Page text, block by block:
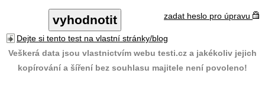
zadat heslo pro úpravu
Dejte si tento test na vlastní stránky/blog
Veškerá data jsou vlastnictvím webu testi.cz a jakékoliv jejich
kopírování a šíření bez souhlasu majitele není povoleno!